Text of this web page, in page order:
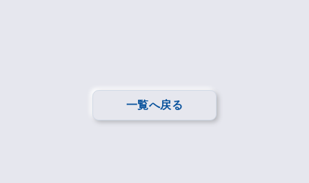
一覧へ戻る